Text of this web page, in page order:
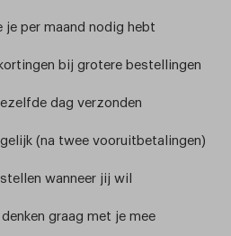
per maand nodig hebt
bij grotere bestellingen
dag verzonden
(na twee vooruitbetalingen)
wanneer jij wil
graag met je mee